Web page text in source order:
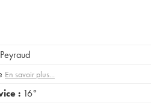
En savoir plus...
: 16°